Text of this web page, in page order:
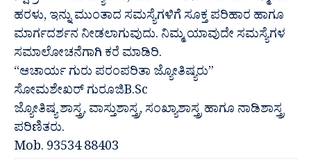
ಹರಳು, ಇನ್ನು ಮುಂತಾದ ಸಮಸ್ಯೆಗಳಿಗೆ ಸೂಕ್ತ ಪರಿಹಾರ ಹಾಗೂ
ಮಾರ್ಗದರ್ಶನ ನೀಡಲಾಗುವುದು. ನಿಮ್ಮ ಯಾವುದೇ ಸಮಸ್ಯೆಗಳ
ಸಮಾಲೋಚನೆಗಾಗಿ ಕರೆ ಮಾಡಿರಿ.
“ಆಚಾರ್ಯ ಗುರು ಪರಂಪರಿತಾ ಜ್ಯೋತಿಷ್ಯರು”
ಸೋಮಶೇಖರ್ ಗುರೂಜಿB.Sc
ಜ್ಯೋತಿಷ್ಯ ಶಾಸ್ತ್ರ, ವಾಸ್ತುಶಾಸ್ತ್ರ, ಸಂಖ್ಯಾಶಾಸ್ತ್ರ ಹಾಗೂ ನಾಡಿಶಾಸ್ತ್ರ
ಪರಿಣಿತರು.
Mob. 93534 88403